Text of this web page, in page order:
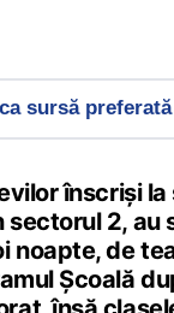
sursă
înscriși
sectorul 2,
noapte, de
Școală